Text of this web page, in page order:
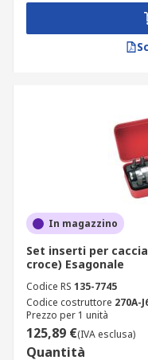
In magazzino
Set inserti per
croce) Esagonale
Codice RS 135-7745
Codice costruttore 270A-
Prezzo per 1 unità
125,89 €(IVA esclusa)
Quantità